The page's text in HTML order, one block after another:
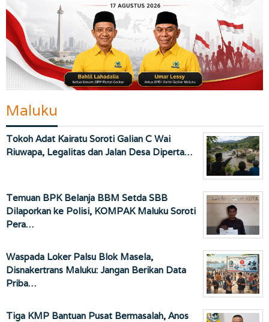
Maluku
Tokoh Adat Kairatu Soroti Galian C Wai
Riuwapa, Legalitas dan Jalan Desa Diperta…
Temuan BPK Belanja BBM Setda SBB
Dilaporkan ke Polisi, KOMPAK Maluku Soroti
Pera…
Waspada Loker Palsu Blok Masela,
Disnakertrans Maluku: Jangan Berikan Data
Priba…
Tiga KMP Bantuan Pusat Bermasalah, Anos